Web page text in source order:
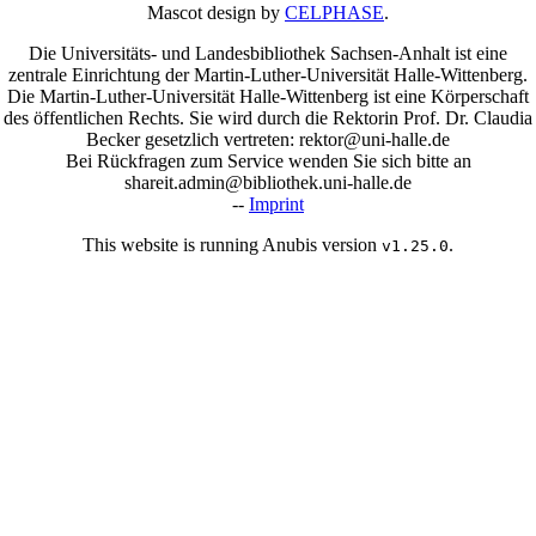
Mascot design by CELPHASE.
Die Universitäts- und Landesbibliothek Sachsen-Anhalt ist eine
zentrale Einrichtung der Martin-Luther-Universität Halle-Wittenberg.
Die Martin-Luther-Universität Halle-Wittenberg ist eine Körperschaft
des öffentlichen Rechts. Sie wird durch die Rektorin Prof. Dr. Claudia
Becker gesetzlich vertreten: rektor@uni-halle.de
Bei Rückfragen zum Service wenden Sie sich bitte an
shareit.admin@bibliothek.uni-halle.de
-- Imprint
This website is running Anubis version v1.25.0.